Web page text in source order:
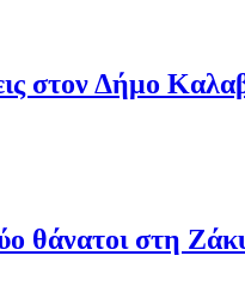
στον Δήμο
θάνατοι στη